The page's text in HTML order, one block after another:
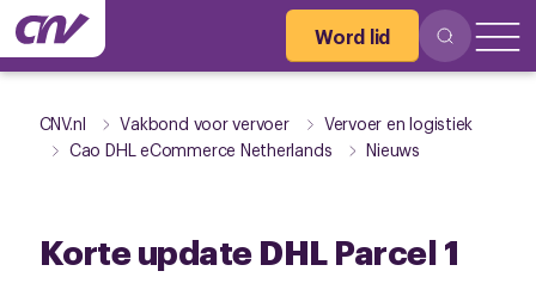
Word lid
CNV.nl Vakbond voor vervoer
Vervoer en logistiek
Cao DHL eCommerce Netherlands
Nieuws
Korte update DHL Parcel 1